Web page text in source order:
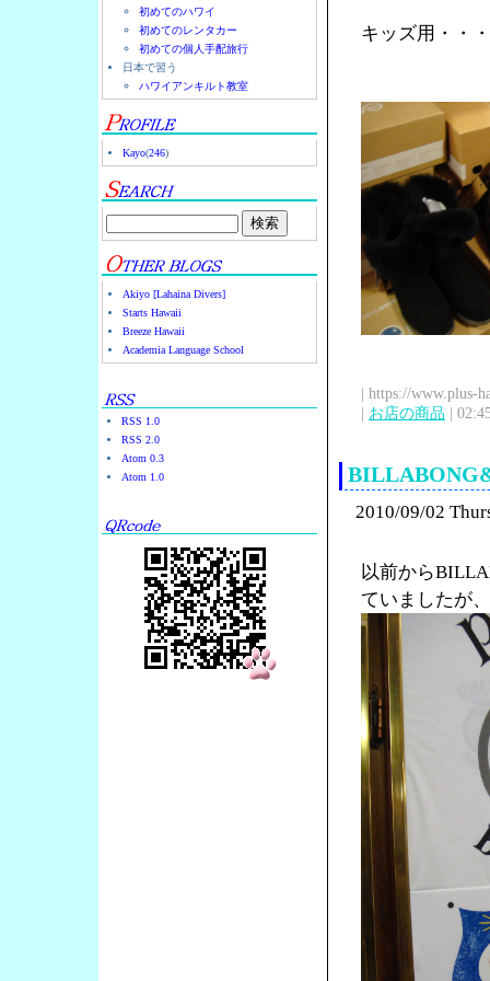
初めてのハワイ
初めてのレンタカー
初めての個人手配旅行
日本で習う
ハワイアンキルト教室
Kayo(246)
Akiyo [Lahaina Divers]
Starts Hawaii
Breeze Hawaii
Academia Language School
RSS 1.0
RSS 2.0
Atom 0.3
Atom 1.0
キッズ用・・
| https://www.plus-
| お店の商品 |
2010/09/02
以前から
ていましたが